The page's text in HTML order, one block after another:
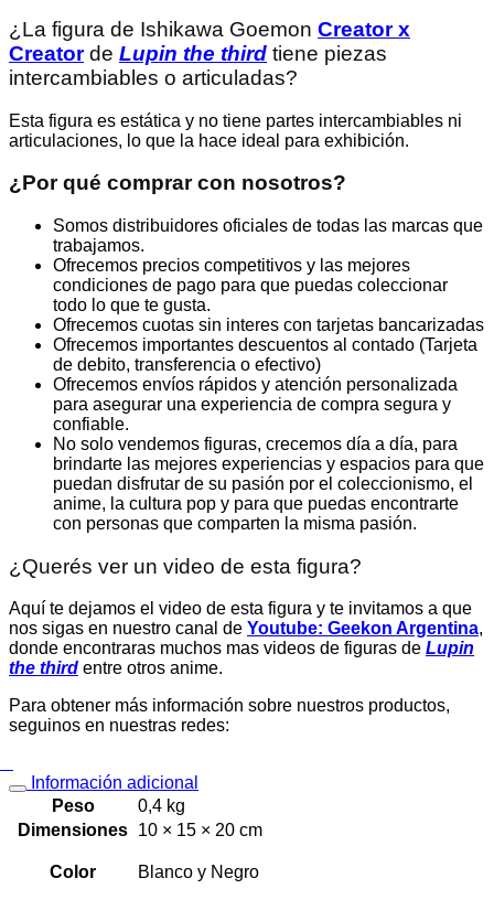
¿La figura de Ishikawa Goemon Creator x
Creatorde Lupin the third tiene piezas
intercambiables o articuladas?
Esta figura es estática y no tiene partes intercambiables ni
articulaciones, lo que la hace ideal para exhibición.
¿Por qué comprar con nosotros?
Somos distribuidores oficiales de todas las marcas que
trabajamos.
Ofrecemos precios competitivos y las mejores
condiciones de pago para que puedas coleccionar
todo lo que te gusta.
Ofrecemos cuotas sin interes con tarjetas bancarizadas
Ofrecemos importantes descuentos al contado (Tarjeta
de debito, transferencia o efectivo)
Ofrecemos envíos rápidos y atención personalizada
para asegurar una experiencia de compra segura y
confiable.
No solo vendemos figuras, crecemos día a día, para
brindarte las mejores experiencias y espacios para que
puedan disfrutar de su pasión por el coleccionismo, el
anime, la cultura pop y para que puedas encontrarte
con personas que comparten la misma pasión.
¿Querés ver un video de esta figura?
Aquí te dejamos el video de esta figura y te invitamos a que
nos sigas en nuestro canal de Youtube: Geekon Argentina,
donde encontraras muchos mas videos de figuras de Lupin
the third entre otros anime.
Para obtener más información sobre nuestros productos,
seguinos en nuestras redes:
Información adicional
Peso
0,4 kg
Dimensiones 10 × 15 × 20 cm
Color Blanco y Negro